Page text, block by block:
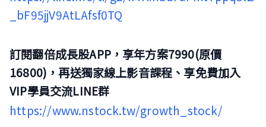
_bF95jjV9AtLAfsf0TQ
訂閱翻倍成長股APP，享年方案7990(原價
16800)，再送獨家線上影音課程、享免費加入
VIP學員交流LINE群
https://www.nstock.tw/growth_stock/